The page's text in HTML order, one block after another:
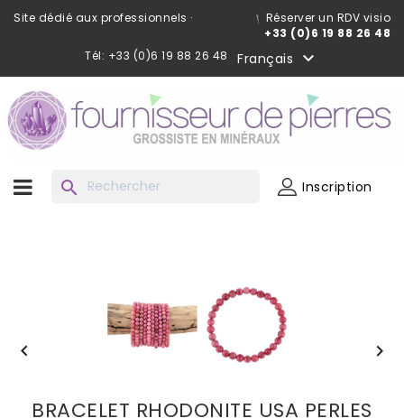
Site dédié aux professionnels ·
Réserver un RDV visio
+33 (0)6 19 88 26 48
Tél: +33 (0)6 19 88 26 48
Français 
search Inscription
 
BRACELET RHODONITE USA PERLES